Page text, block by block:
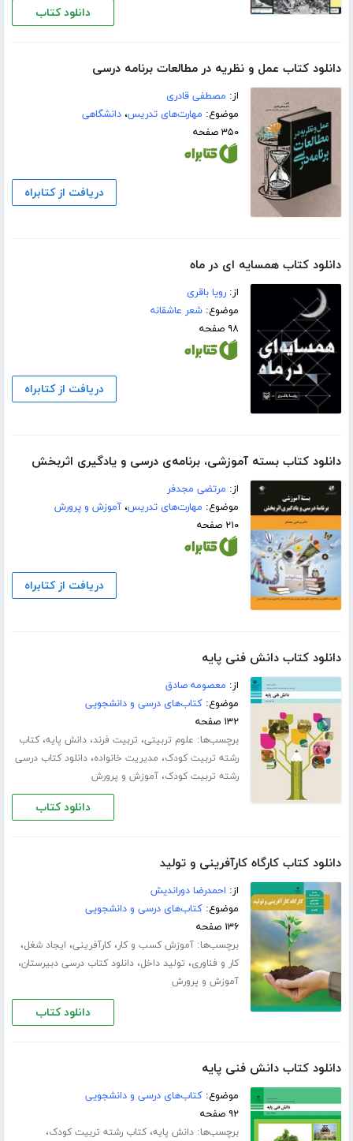
دانلود کتاب
دانلود کتاب عمل و نظریه در مطالعات برنامه درسی
از: مصطفی قادری
موضوع: مهارت‌های تدریس،دانشگاهی
۳۵۰ صفحه
دریافت از کتابراه
دانلود کتاب همسایه ای در ماه
از:رویا باقری
موضوع:شعر عاشقانه
۹۸ صفحه
دریافت از کتابراه
دانلود کتاب بسته آموزشی، برنامه‌ی درسی و یادگیری اثربخش
از: مرتضی مجدفر
موضوع: مهارت‌های تدریس،آموزش و پرورش
۲۱۰ صفحه
دریافت از کتابراه
دانلود کتاب دانش فنی پایه
از: معصومه صادق
موضوع:کتاب‌های درسی و دانشجویی
۱۳۲ صفحه
برچسب‌ها: علوم تربیتی، تربیت فرند،دانش پایه،کتاب
رشته تربیت کودک، مدیریت خانواده،دانلود کتاب درسی
رشته تربیت کودک،آموزش و پرورش
دانلود کتاب
دانلود کتاب کارگاه کارآفرینی و تولید
از: احمدرضا دوراندیش
موضوع:کتاب‌های درسی و دانشجویی
۱۳۶ صفحه
برچسب‌ها:آموزش کسب و کار،کارآفرینی، ایجاد شغل،
کار و فناوری، تولید داخل،دانلود کتاب درسی دبیرستان،
آموزش و پرورش
دانلود کتاب
دانلود کتاب دانش فنی پایه
موضوع:کتاب‌های درسی و دانشجویی
۹۲ صفحه
برچسب‌ها:دانش پایه،کتاب رشته تربیت کودک،